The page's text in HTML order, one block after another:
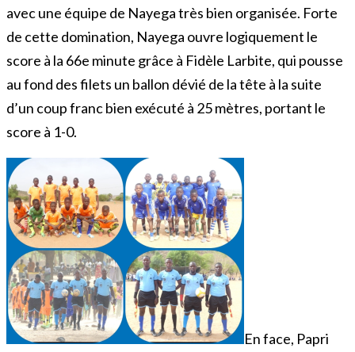
avec une équipe de Nayega très bien organisée. Forte
de cette domination, Nayega ouvre logiquement le
score à la 66e minute grâce à Fidèle Larbite, qui pousse
au fond des filets un ballon dévié de la tête à la suite
d’un coup franc bien exécuté à 25 mètres, portant le
score à 1-0.
En face, Papri